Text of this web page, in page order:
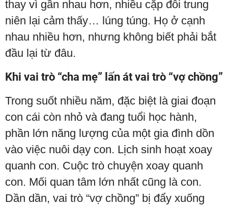
thay vì gần nhau hơn, nhiều cặp đôi trung
niên lại cảm thấy… lúng túng. Họ ở cạnh
nhau nhiều hơn, nhưng không biết phải bắt
đầu lại từ đâu.
Khi vai trò “cha mẹ” lấn át vai trò “vợ chồng”
Trong suốt nhiều năm, đặc biệt là giai đoạn
con cái còn nhỏ và đang tuổi học hành,
phần lớn năng lượng của một gia đình dồn
vào việc nuôi dạy con. Lịch sinh hoạt xoay
quanh con. Cuộc trò chuyện xoay quanh
con. Mối quan tâm lớn nhất cũng là con.
Dần dần, vai trò “vợ chồng” bị đẩy xuống